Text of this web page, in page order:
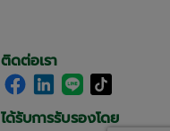
ติดต่อเรา
ได้รับการรับรองโดย